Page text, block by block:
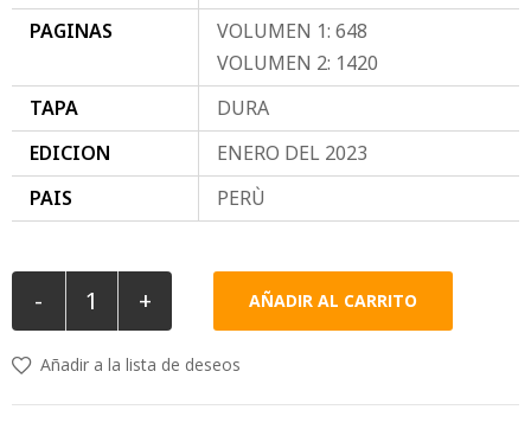
PAGINAS
VOLUMEN 1: 648
VOLUMEN 2: 1420
TAPA
DURA
EDICION
ENERO DEL 2023
PAIS
PERÙ
- + AÑADIR AL CARRITO
Añadir a la lista de deseos